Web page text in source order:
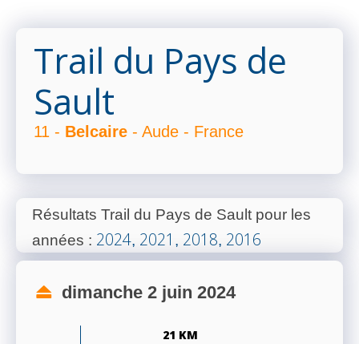
Trail du Pays de
Sault
11 - Belcaire - Aude - France
Résultats Trail du Pays de Sault pour les
années : 2024, 2021 , 2018, 2016
dimanche 2 juin 2024
21 KM